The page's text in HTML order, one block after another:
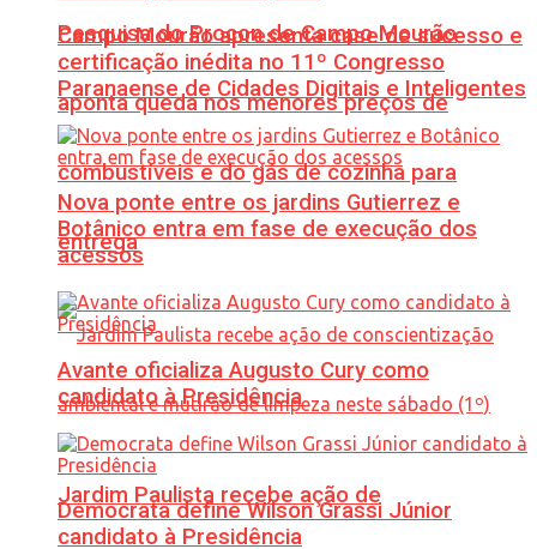
Pesquisa do Procon de Campo Mourão
aponta queda nos menores preços de
combustíveis e do gás de cozinha para
entrega
Jardim Paulista recebe ação de
Campo Mourão apresenta case de sucesso e
certificação inédita no 11º Congresso
Paranaense de Cidades Digitais e Inteligentes
Nova ponte entre os jardins Gutierrez e
Botânico entra em fase de execução dos
acessos
Avante oficializa Augusto Cury como
candidato à Presidência
Democrata define Wilson Grassi Júnior
candidato à Presidência